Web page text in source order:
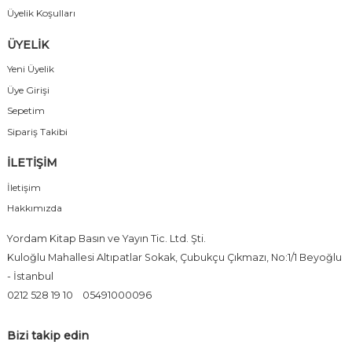
Üyelik Koşulları
ÜYELİK
Yeni Üyelik
Üye Girişi
Sepetim
Sipariş Takibi
İLETİŞİM
İletişim
Hakkımızda
Yordam Kitap Basın ve Yayın Tic. Ltd. Şti.
Kuloğlu Mahallesi Altıpatlar Sokak, Çubukçu Çıkmazı, No:1/1 Beyoğlu
- İstanbul
0212 528 19 10
05491000096
Bizi takip edin